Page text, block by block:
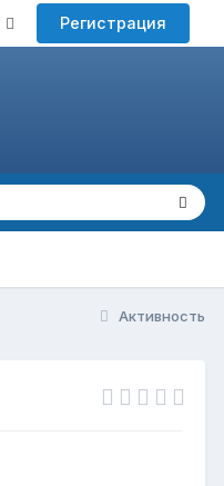
Регистрация
Активность